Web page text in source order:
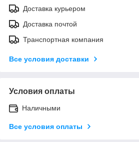
Доставка курьером
Доставка почтой
Транспортная компания
Все условия доставки
Условия оплаты
Наличными
Все условия оплаты